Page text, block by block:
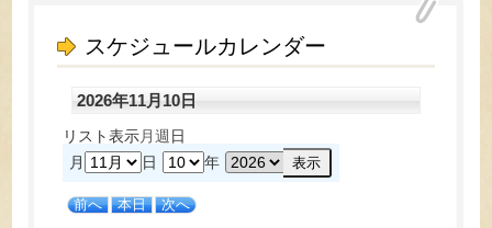
スケジュールカレンダー
2026年11月10日
リスト表示月週 日
月
日 年
前へ 本日 次へ